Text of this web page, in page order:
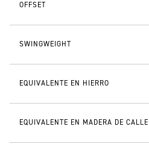
OFFSET
SWINGWEIGHT
EQUIVALENTE EN HIERRO
EQUIVALENTE EN MADERA DE CALLE